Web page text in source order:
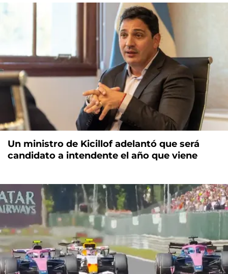
Un ministro de Kicillof adelantó que será
candidato a intendente el año que viene